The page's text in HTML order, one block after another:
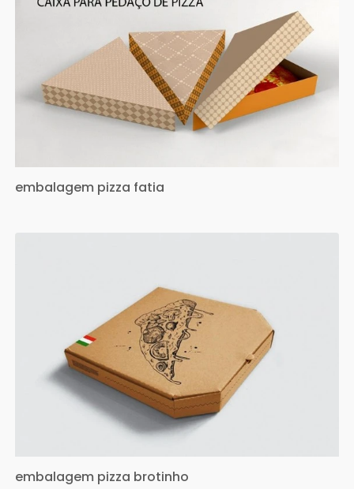
embalagem pizza fatia
embalagem pizza brotinho